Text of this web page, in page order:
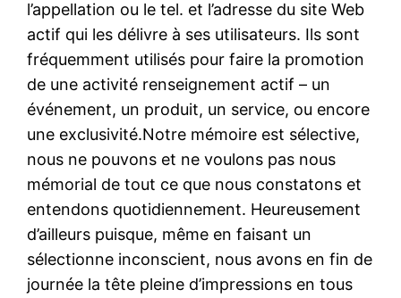
l’appellation ou le tel. et l’adresse du site Web
actif qui les délivre à ses utilisateurs. Ils sont
fréquemment utilisés pour faire la promotion
de une activité renseignement actif – un
événement, un produit, un service, ou encore
une exclusivité.Notre mémoire est sélective,
nous ne pouvons et ne voulons pas nous
mémorial de tout ce que nous constatons et
entendons quotidiennement. Heureusement
d’ailleurs puisque, même en faisant un
sélectionne inconscient, nous avons en fin de
journée la tête pleine d’impressions en tous